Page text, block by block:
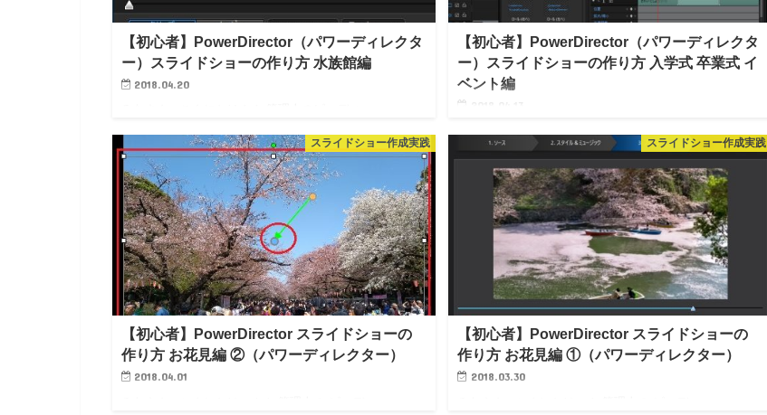
【初心者】PowerDirector（パワーディレクタ
ー）スライドショーの作り方 水族館編
2018.04.20
館」に行ってきましたよ～！ とても幻想的な空間で癒
されてきました。何度でも行きたくなりますね☆
Power…
【初心者】PowerDirector（パワーディレクタ
ー）スライドショーの作り方 入学式 卒業式 イ
ベント編
( @PD_bloger ) です。 PowerDirector（パワーディレクタ
ー）での編集作業も慣れてきましたでしょうか？ ある程
度、編集作業に慣れてきたところで、ス…
スライドショー作成実践
【初心者】PowerDirector スライドショーの
作り方 お花見編 ②（パワーディレクター）
2018.04.01
スライドショー作成実践
【初心者】PowerDirector スライドショーの
作り方 お花見編 ①（パワーディレクター）
2018.03.30